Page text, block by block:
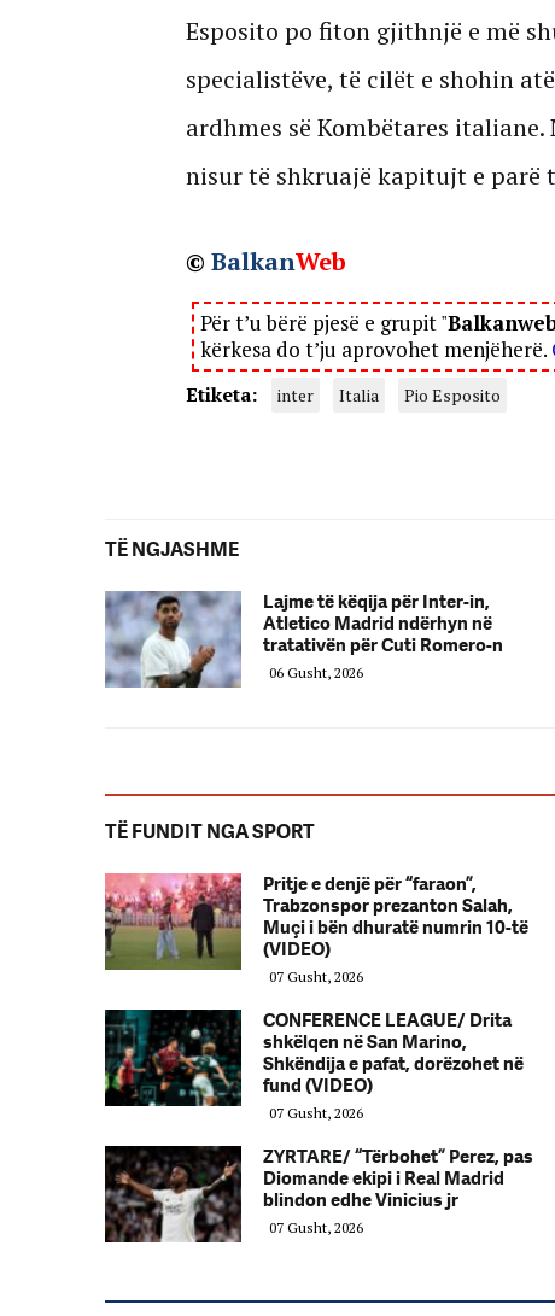
Esposito po fiton gjithnjë e më
specialistëve, të cilët e shohin
ardhmes së Kombëtares
nisur të shkruajë kapitujt e parë
© BalkanWeb
Për t’u bërë pjesë e grupit "
kërkesa do t’ju aprovohet menjëherë.
Etiketa: inter Italia Pio Esposito
TË NGJASHME
Lajme të këqija për Inter-in,
Atletico Madrid ndërhyn në
tratativën për Cuti Romero-n
06 Gusht, 2026
TË FUNDIT NGA SPORT
Pritje e denjë për “faraon”,
Trabzonspor prezanton Salah,
Muçi i bën dhuratë numrin 10-të
(VIDEO)
07 Gusht, 2026
CONFERENCE LEAGUE/ Drita
shkëlqen në San Marino,
Shkëndija e pafat, dorëzohet në
fund (VIDEO)
07 Gusht, 2026
ZYRTARE/ “Tërbohet” Perez, pas
Diomande ekipi i Real Madrid
blindon edhe Vinicius jr
07 Gusht, 2026